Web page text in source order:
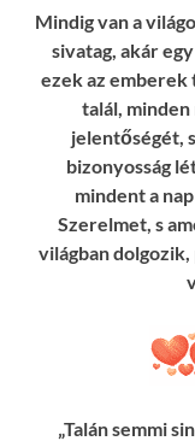
Mindig van a
sivatag, akár
ezek az emberek
talál,
jelentőségét,
bizonyosság
mindent a
Szerelmet, s
világban
„Talán semmi